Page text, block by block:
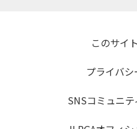
このサイ
プライバ
SNSコミュニ